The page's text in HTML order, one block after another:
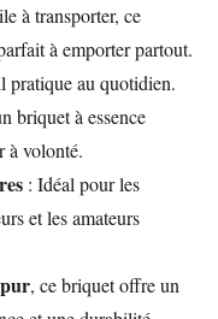
à transporter, ce
à emporter partout.
pratique au quotidien.
briquet à essence
à volonté.
: Idéal pour les
et les amateurs
, ce briquet offre un